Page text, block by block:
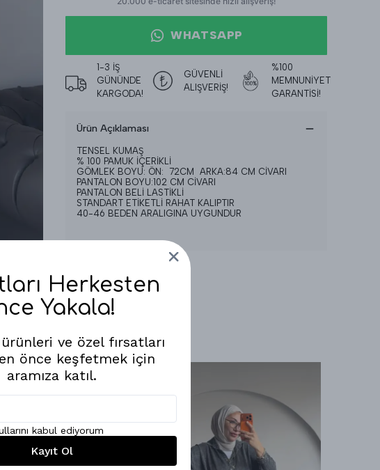
WHATSAPP
1-3 İŞ
GÜNÜNDE
KARGODA!
GÜVENLİ
ALIŞVERİŞ!
%100
MEMNUNİYET
GARANTİSİ!
Ürün Açıklaması
TENSEL KUMAŞ
% 100 PAMUK İÇERİKLİ
GÖMLEK BOYU: ÖN: 72CM ARKA:84 CM CİVARI
PANTALON BOYU:102 CM CİVARI
PANTALON BELİ LASTİKLİ
STANDART ETİKETLİ RAHAT KALIPTIR
40-46 BEDEN ARALIGINA UYGUNDUR
Herkesten
Yakala!
ve özel fırsatları
önce keşfetmek için
aramıza katıl.
kabul ediyorum
Kayıt Ol